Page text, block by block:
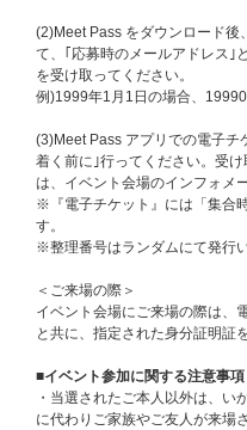
入いただいた場合は、同日程へ
※詳細の受付時間や参加時間は
予めご了承ください。
BAD (Japanese Ver.)【3形
026年8月6日(木)】
BAD (Japanese Ver.)【初
年8月6日(木)】
年8月6日(木)】
年8月6日(木)】
BAD (Japanese Ver.)【初
抽選対象】【2026年8月6日(木)
【2026年8月6日(木)】
※ATINY盤、メンバーソロ盤全
CLUB会員様のみご購入いただ
(2)Meet Pass をダウンロード後
て、｢応募時のメールアドレス｣
を受け取ってください。
例)1999年1月1日の場合、
(3)Meet Pass アプリでの電子チ
着く前に｣行ってください。受
は、イベント会場のインフォメ
※『電子チケット』には「集合
す。
※整理番号はランダムにて発行い
＜ご来場の際＞
イベント会場にご来場の際は、
と共に、指定された身分証明証
■イベント参加に関する注意事項
・当選されたご本人以外は、い
に代わりご家族やご友人が来場